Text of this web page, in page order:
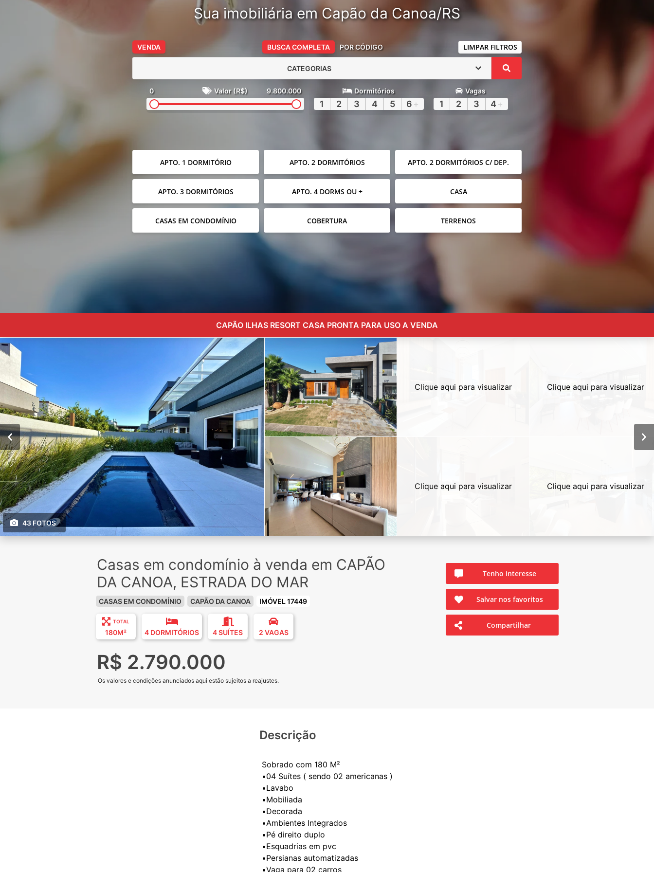
Sua imobiliária em Capão da Canoa/RS
VENDA BUSCA COMPLETA POR CÓDIGO LIMPAR FILTROS
CATEGORIAS
0 Valor (R$) 9.800.000 Dormitórios
1 2 3 4 5 6 +
Vagas
1 2 3 4 +
APTO. 1 DORMITÓRIO APTO. 2 DORMITÓRIOS APTO. 2 DORMITÓRIOS C/ DEP.
APTO. 3 DORMITÓRIOS APTO. 4 DORMS OU + CASA
CASAS EM CONDOMÍNIO COBERTURA TERRENOS
CAPÃO ILHAS RESORT CASA PRONTA PARA USO A VENDA
43 FOTOS
Clique aqui para visualizar
Clique aqui para visualizar
Clique aqui para visualizar
Clique aqui para visualizar
Casas em condomínio à venda em CAPÃO
DA CANOA, ESTRADA DO MAR
CASAS EM CONDOMÍNIO CAPÃO DA CANOA IMÓVEL 17449
TOTAL
180M² 4 DORMITÓRIOS 4 SUÍTES 2 VAGAS
R$ 2.790.000
Os valores e condições anunciados aqui estão sujeitos a reajustes.
Tenho interesse
Salvar nos favoritos
Compartilhar
Descrição
Sobrado com 180 M²
▪️04 Suítes ( sendo 02 americanas )
▪️Lavabo
▪️Mobiliada
▪️Decorada
▪️Ambientes Integrados
▪️Pé direito duplo
▪️Esquadrias em pvc
▪️Persianas automatizadas
▪️Vaga para 02 carros